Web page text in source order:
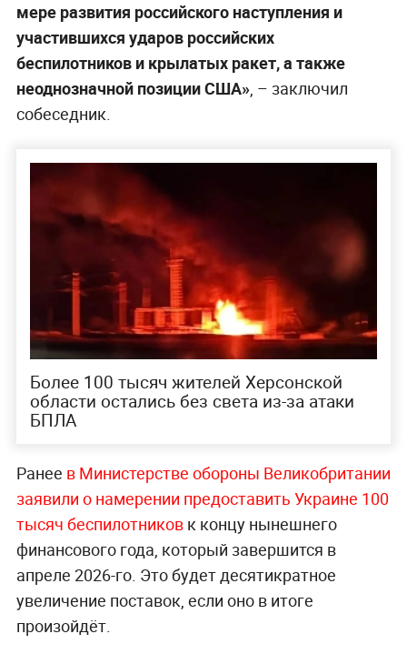
мере развития российского наступления и
участившихся ударов российских
беспилотников и крылатых ракет, а также
неоднозначной позиции США», – заключил
собеседник.
Более 100 тысяч жителей Херсонской
области остались без света из-за атаки
БПЛА
Ранее в Министерстве обороны Великобритании
заявили о намерении предоставить Украине 100
тысяч беспилотниковк концу нынешнего
финансового года, который завершится в
апреле 2026-го. Это будет десятикратное
увеличение поставок, если оно в итоге
произойдёт.